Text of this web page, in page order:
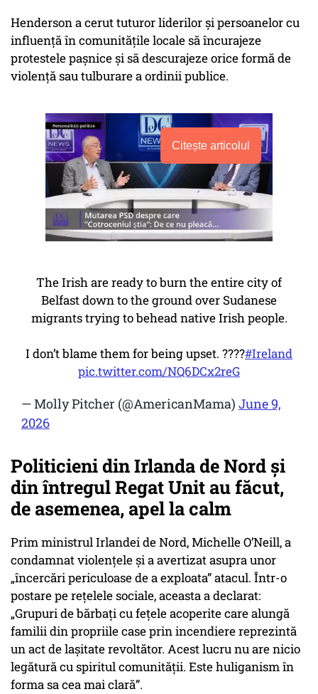
Henderson a cerut tuturor liderilor și persoanelor cu
influență în comunitățile locale să încurajeze
protestele pașnice și să descurajeze orice formă de
violență sau tulburare a ordinii publice.
Citește articolul
The Irish are ready to burn the entire city of
Belfast down to the ground over Sudanese
migrants trying to behead native Irish people.
I don’t blame them for being upset. ????#Ireland
pic.twitter.com/NQ6DCx2reG
— Molly Pitcher (@AmericanMama) June 9,
2026
Politicieni din Irlanda de Nord și
din întregul Regat Unit au făcut,
de asemenea, apel la calm
Prim ministrul Irlandei de Nord, Michelle O’Neill, a
condamnat violențele și a avertizat asupra unor
„încercări periculoase de a exploata”atacul. Într-o
postare pe rețelele sociale, aceasta a declarat:
„Grupuri de bărbați cu fețele acoperite care alungă
familii din propriile case prin incendiere reprezintă
un act de lașitate revoltător. Acest lucru nu are nicio
legătură cu spiritul comunității. Este huliganism în
forma sa cea mai clară”.